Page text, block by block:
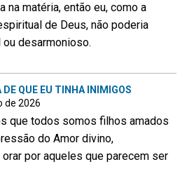
na matéria, então eu, como a
de Deus, não poderia
desarmonioso.
QUE EU TINHA INIMIGOS
de 2026
que todos somos filhos amados
do Amor divino,
por aqueles que parecem ser